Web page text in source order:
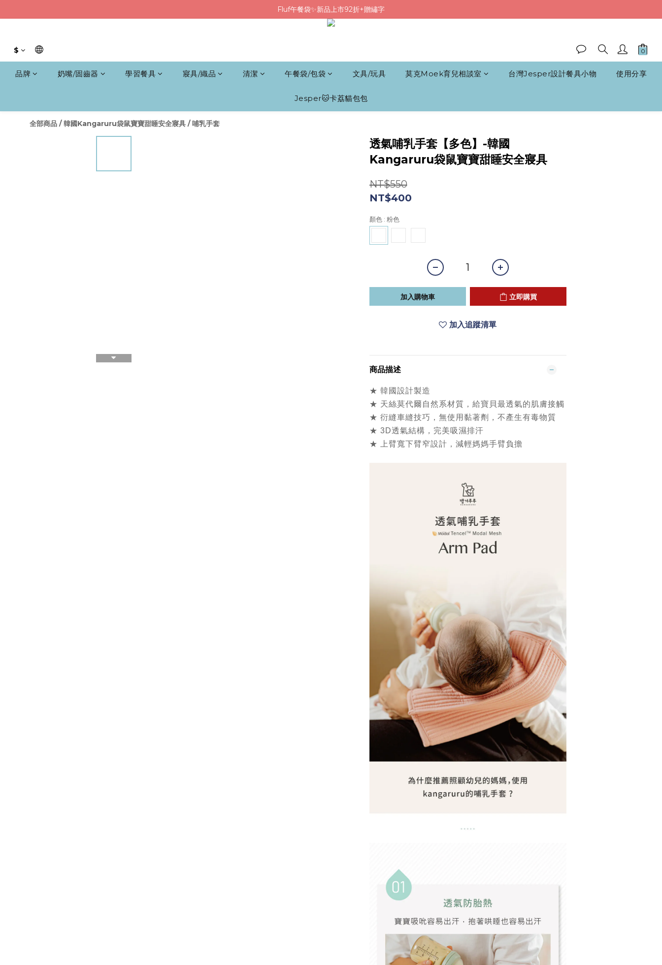
Fluf午餐袋✨新品上市92折+贈繡字
Fluf午餐袋✨新品上市92折+贈繡字
三色碗組上市🍚贈中英文姓名&【水果】雷雕
$
品牌 奶嘴/固齒器 學習餐具 寢具/織品 清潔 午餐袋/包袋 文具/玩具 莫克Moek育兒相談室 台灣Jesper設計餐具小物 使用分享
Jesper🐱卡荔貓包包
全部商品 /韓國Kangaruru袋鼠寶寶甜睡安全寢具 /哺乳手套
透氣哺乳手套【多色】-韓國
Kangaruru袋鼠寶寶甜睡安全寢具
NT$550
NT$400
顏色 : 粉色
加入購物車 立即購買
加入追蹤清單
商品描述
★ 韓國設計製造
★ 天絲莫代爾自然系材質，給寶貝最透氣的肌膚接觸
★ 衍縫車縫技巧，無使用黏著劑，不產生有毒物質
★ 3D透氣結構，完美吸濕排汗
★ 上臂寬下臂窄設計，減輕媽媽手臂負擔